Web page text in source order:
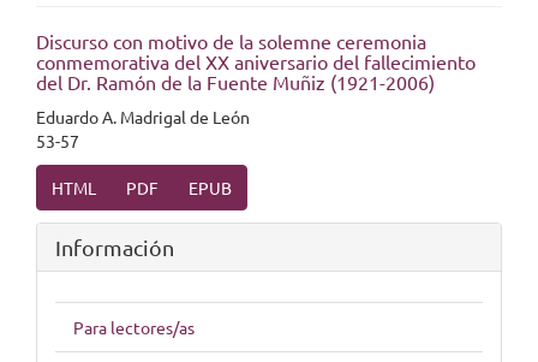
Discurso con motivo de la solemne ceremonia
conmemorativa del XX aniversario del fallecimiento
del Dr. Ramón de la Fuente Muñiz (1921-2006)
Eduardo A. Madrigal de León
53-57
HTML PDF EPUB
Información
Para lectores/as